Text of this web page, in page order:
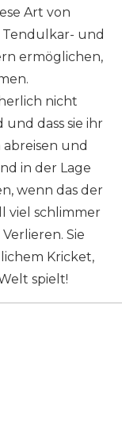
Art von
Tendulkar- und
ermöglichen,
nicht
und dass sie ihr
und
in der Lage
wenn das der
viel schlimmer
Sie
Kricket,
spielt!